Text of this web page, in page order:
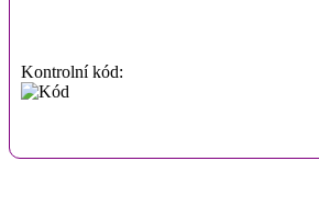
Kontrolní kód: